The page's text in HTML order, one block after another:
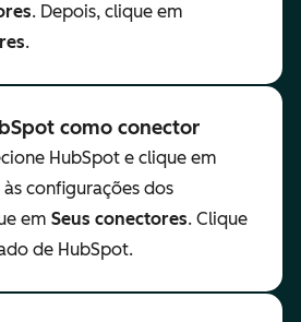
. Depois, clique em
.
como conector
HubSpot e clique em
às configurações dos
em Seus conectores. Clique
de HubSpot.